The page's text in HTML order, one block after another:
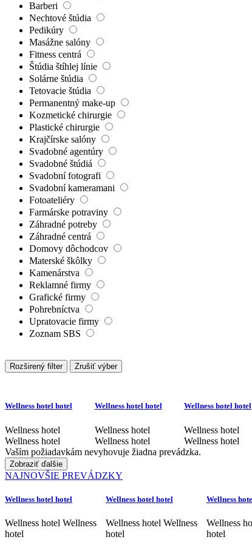
Barberi
Nechtové štúdia
Pedikúry
Masážne salóny
Fitness centrá
Štúdia štíhlej línie
Solárne štúdia
Tetovacie štúdia
Permanentný make-up
Kozmetické chirurgie
Plastické chirurgie
Krajčírske salóny
Svadobné agentúry
Svadobné štúdiá
Svadobní fotografi
Svadobní kameramani
Fotoateliéry
Farmárske potraviny
Záhradné potreby
Záhradné centrá
Domovy dôchodcov
Materské škôlky
Kamenárstva
Reklamné firmy
Grafické firmy
Pohrebníctva
Upratovacie firmy
Zoznam SBS
Rozširený filter Zrušiť výber
Wellness hotel hotel
Wellness hotel
Wellness hotel
Wellness hotel hotel
Wellness hotel
Wellness hotel
Wellness hotel hotel
Wellness hotel
Wellness hotel
Vaším požiadavkám nevyhovuje žiadna prevádzka.
Zobraziť ďalšie
NAJNOVŠIE PREVÁDZKY
Wellness hotel hotel
Wellness hotel Wellness
hotel
Wellness hotel hotel
Wellness hotel Wellness
hotel
Wellness
Wellness
hotel